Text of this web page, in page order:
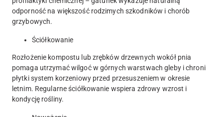
odporność na większość rodzimych szkodników i chorób
grzybowych.
Ściółkowanie
Rozłożenie kompostu lub zrębków drzewnych wokół pnia
pomaga utrzymać wilgoć w górnych warstwach gleby i chroni
płytki system korzeniowy przed przesuszeniem w okresie
letnim. Regularne ściółkowanie wspiera zdrowy wzrost i
kondycję rośliny.